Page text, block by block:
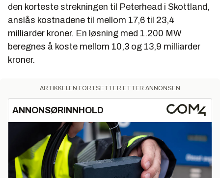
den korteste strekningen til Peterhead i Skottland,
anslås kostnadene til mellom 17,6 til 23,4
milliarder kroner. En løsning med 1.200 MW
beregnes å koste mellom 10,3 og 13,9 milliarder
kroner.
ARTIKKELEN FORTSETTER ETTER ANNONSEN
ANNONSØRINNHOLD